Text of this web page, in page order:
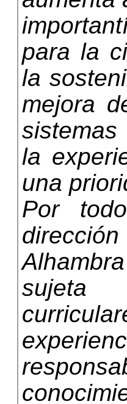
para la
la
mejora
la
una
Por
sujeta